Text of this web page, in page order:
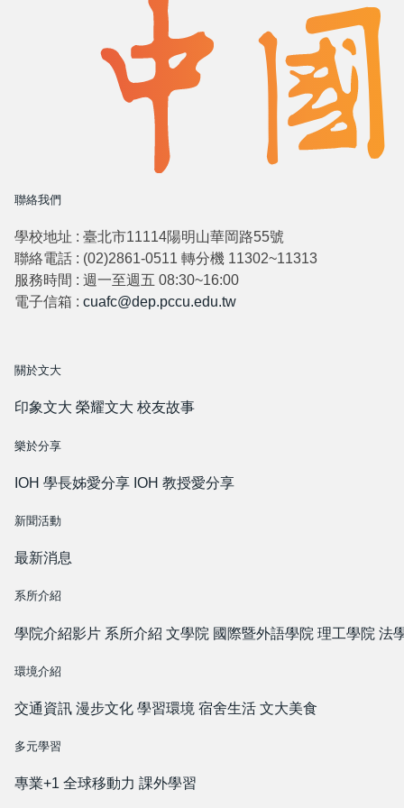
聯絡我們
學校地址 : 臺北市11114陽明山華岡路55號
聯絡電話 : (02)2861-0511 轉分機 11302~11313
服務時間 : 週一至週五 08:30~16:00
電子信箱 : cuafc@dep.pccu.edu.tw
關於文大
印象文大 榮耀文大 校友故事
樂於分享
IOH 學長姊愛分享 IOH 教授愛分享
新聞活動
最新消息
系所介紹
學院介紹影片 系所介紹 文學院 國際暨外語學院 理工學院 法
環境介紹
交通資訊 漫步文化 學習環境 宿舍生活 文大美食
多元學習
專業+1 全球移動力 課外學習